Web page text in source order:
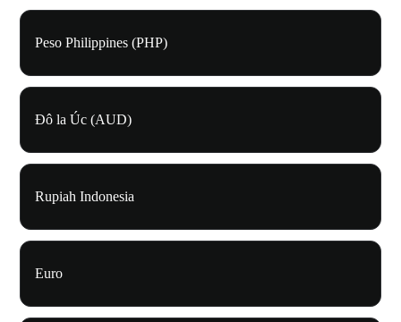
Peso Philippines (PHP)
Đô la Úc (AUD)
Rupiah Indonesia
Euro